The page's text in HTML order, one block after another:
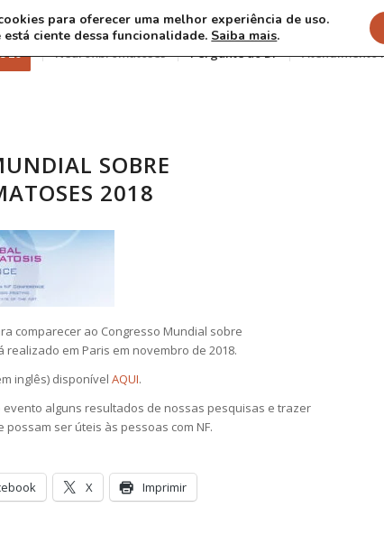
26 Neurofibromatoses Pergunte ao Dr Atendimento
SOBRE
2018
comparecer ao Congresso Mundial sobre
em Paris em novembro de 2018.
inglês) disponívelAQUI.
alguns resultados de nossas pesquisas e trazer
ser úteis às pessoas com NF.
X Imprimir
para oferecer uma melhor experiência de uso.
ciente dessa funcionalidade. Saiba mais.